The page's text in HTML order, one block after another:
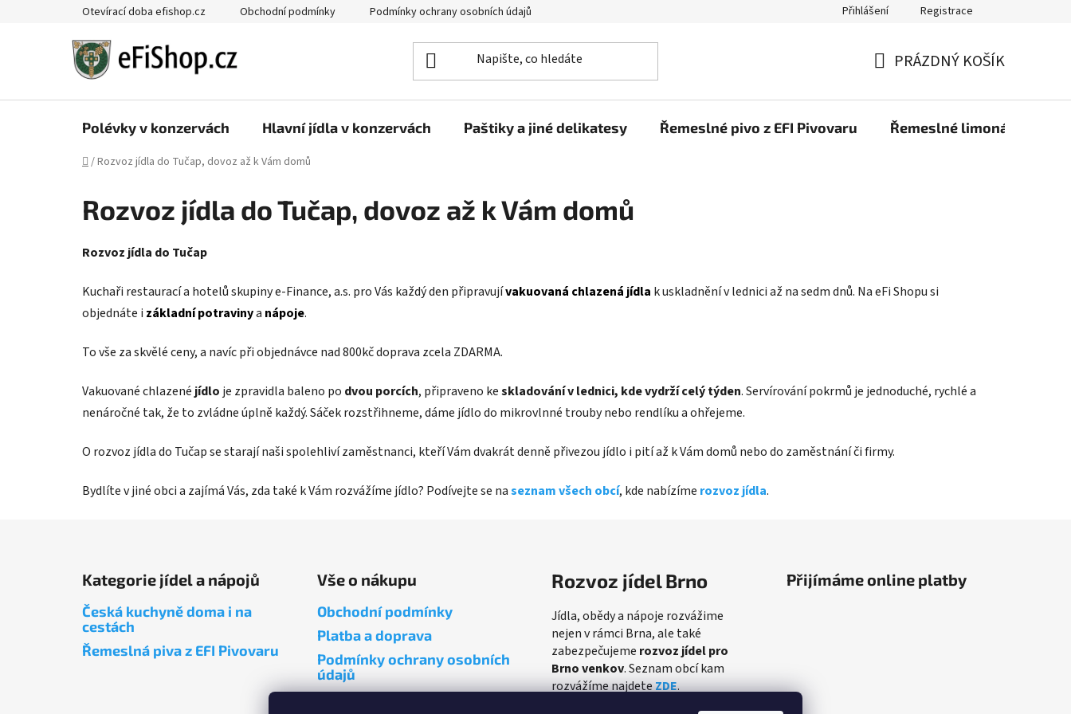
Otevírací doba efishop.cz Obchodní podmínky Podmínky ochrany osobních údajů Přihlášení Registrace
KOŠÍK
PRÁZDNÝ KOŠÍK
Polévky v konzervách Hlavní jídla v konzervách Paštiky a jiné delikatesy Řemeslné pivo z EFI Pivovaru Řemeslné limonády z EFI
Domů
/Rozvoz jídla do Tučap, dovoz až k Vám domů
Rozvoz jídla do Tučap, dovoz až k Vám domů
Rozvoz jídla do Tučap
Kuchaři restaurací a hotelů skupiny e-Finance, a.s. pro Vás každý den připravujívakuovaná chlazená jídla k uskladnění v lednici až na sedm dnů. Na eFi Shopu si
objednáte i základní potravinya nápoje.
To vše za skvělé ceny, a navíc při objednávce nad 800kč doprava zcela ZDARMA.
Vakuované chlazené jídlo je zpravidla baleno po dvou porcích, připraveno keskladování v lednici, kde vydrží celý týden. Servírování pokrmů je jednoduché, rychlé a
nenáročné tak, že to zvládne úplně každý. Sáček rozstřihneme, dáme jídlo do mikrovlnné trouby nebo rendlíku a ohřejeme.
O rozvoz jídla do Tučap se starají naši spolehliví zaměstnanci, kteří Vám dvakrát denně přivezou jídlo i pití až k Vám domů nebo do zaměstnání či firmy.
Bydlíte v jiné obci a zajímá Vás, zda také k Vám rozvážíme jídlo? Podívejte se naseznam všech obcí, kde nabízíme rozvoz jídla.
Kategorie jídel a nápojů
Česká kuchyně doma i na
cestách
Řemeslná piva z EFI Pivovaru
Vše o nákupu
Obchodní podmínky
Platba a doprava
Podmínky ochrany osobních
údajů
Rozvoz jídel Brno
Jídla, obědy a nápoje rozvážime
nejen v rámci Brna, ale také
zabezpečujeme rozvoz jídel pro
Brno venkov. Seznam obcí kam
rozvážíme najdeteZDE.
Přijímáme online platby